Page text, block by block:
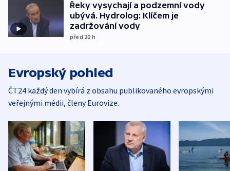
Řeky vysychají a podzemní vody
ubývá. Hydrolog: Klíčem je
zadržování vody
před 20 h
Evropský pohled
ČT24 každý den vybírá z obsahu publikovaného evropskými
veřejnými médii, členy Eurovize.